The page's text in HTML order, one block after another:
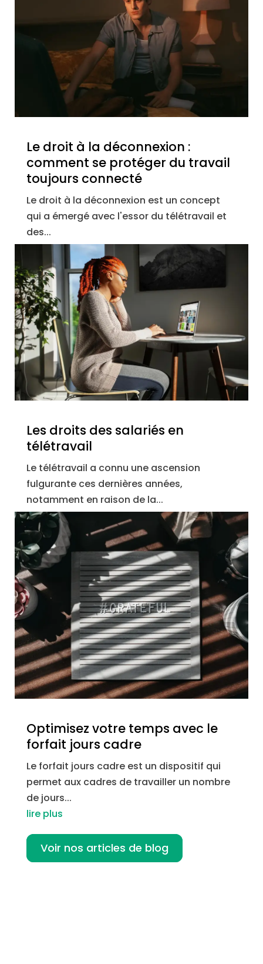
Le droit à la déconnexion :
comment se protéger du travail
toujours connecté
Le droit à la déconnexion est un concept
qui a émergé avec l'essor du télétravail et
des...
lire plus
Les droits des salariés en
télétravail
Le télétravail a connu une ascension
fulgurante ces dernières années,
notamment en raison de la...
lire plus
Optimisez votre temps avec le
forfait jours cadre
Le forfait jours cadre est un dispositif qui
permet aux cadres de travailler un nombre
de jours...
lire plus
Voir nos articles de blog